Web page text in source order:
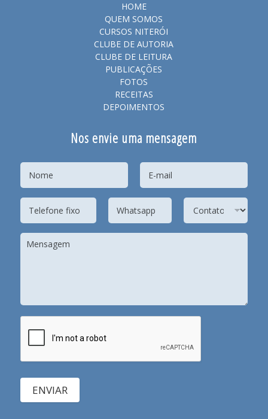
HOME
QUEM SOMOS
CURSOS NITERÓI
CLUBE DE AUTORIA
CLUBE DE LEITURA
PUBLICAÇÕES
FOTOS
RECEITAS
DEPOIMENTOS
Nos envie uma mensagem
ENVIAR